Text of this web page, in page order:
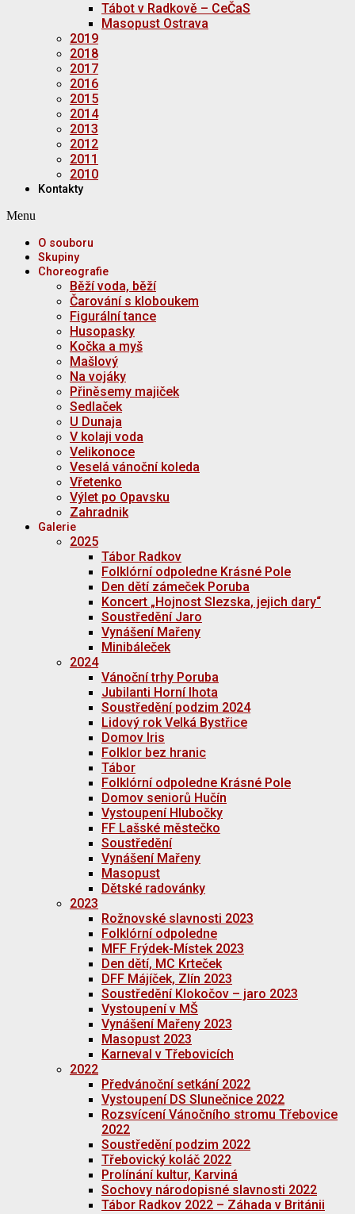
Tábot v Radkově – CeČaS
Masopust Ostrava
2019
2018
2017
2016
2015
2014
2013
2012
2011
2010
Kontakty
Menu
O souboru
Skupiny
Choreografie
Běží voda, běží
Čarování s kloboukem
Figurální tance
Husopasky
Kočka a myš
Mašlový
Na vojáky
Přiněsemy majiček
Sedlaček
U Dunaja
V kolaji voda
Velikonoce
Veselá vánoční koleda
Vřetenko
Výlet po Opavsku
Zahradnik
Galerie
2025
Tábor Radkov
Folklórní odpoledne Krásné Pole
Den dětí zámeček Poruba
Koncert „Hojnost Slezska, jejich dary“
Soustředění Jaro
Vynášení Mařeny
Minibáleček
2024
Vánoční trhy Poruba
Jubilanti Horní lhota
Soustředění podzim 2024
Lidový rok Velká Bystřice
Domov Iris
Folklor bez hranic
Tábor
Folklórní odpoledne Krásné Pole
Domov seniorů Hučín
Vystoupení Hlubočky
FF Lašské městečko
Soustředění
Vynášení Mařeny
Masopust
Dětské radovánky
2023
Rožnovské slavnosti 2023
Folklórní odpoledne
MFF Frýdek-Místek 2023
Den dětí, MC Krteček
DFF Májíček, Zlín 2023
Soustředění Klokočov – jaro 2023
Vystoupení v MŠ
Vynášení Mařeny 2023
Masopust 2023
Karneval v Třebovicích
2022
Předvánoční setkání 2022
Vystoupení DS Slunečnice 2022
Rozsvícení Vánočního stromu Třebovice
2022
Soustředění podzim 2022
Třebovický koláč 2022
Prolínání kultur, Karviná
Sochovy národopisné slavnosti 2022
Tábor Radkov 2022 – Záhada v Británii